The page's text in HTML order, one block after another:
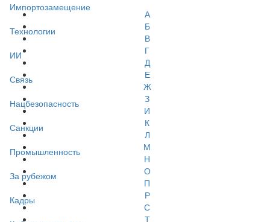
Импортозамещение
Технологии
ИИ
Связь
Нацбезопасность
Санкции
Промышленность
За рубежом
Кадры
А
Б
В
Г
Д
Е
Ж
З
И
К
Л
М
Н
О
П
Р
С
Т